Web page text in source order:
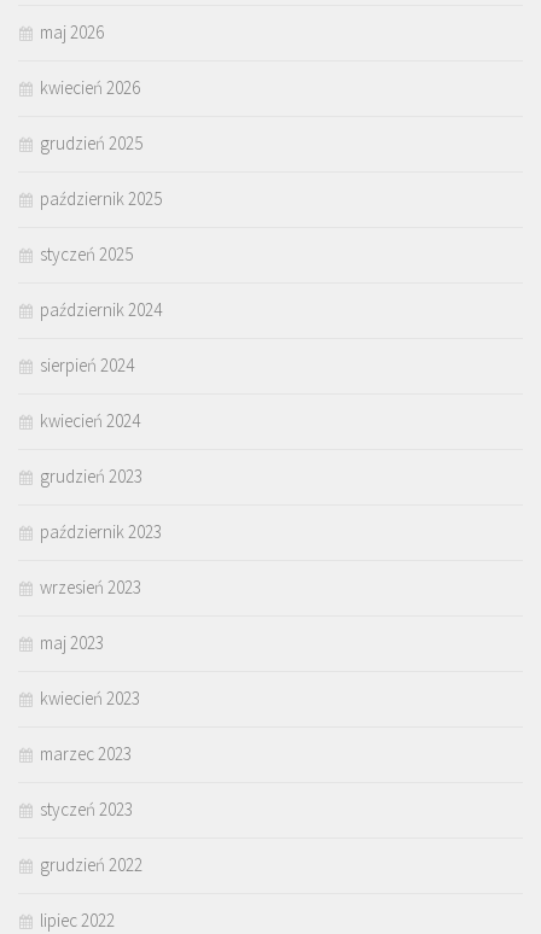
maj 2026
kwiecień 2026
grudzień 2025
październik 2025
styczeń 2025
październik 2024
sierpień 2024
kwiecień 2024
grudzień 2023
październik 2023
wrzesień 2023
maj 2023
kwiecień 2023
marzec 2023
styczeń 2023
grudzień 2022
lipiec 2022